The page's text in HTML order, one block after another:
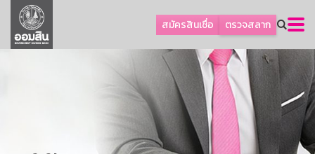
สมัครสินเชื่อ ตรวจสลาก
ลูกค้าธุรกิจ
ลูกค้าผู้ประกอบรายย่อย
การพัฒนาที่ยั่งยืน